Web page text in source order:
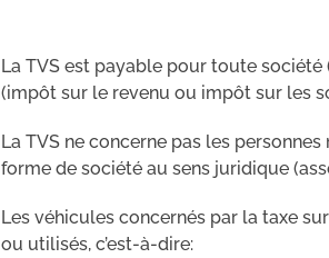
La TVS est payable pour toute
(impôt sur le revenu ou impôt sur les
La TVS ne concerne pas les
forme de société au sens juridique
Les véhicules concernés par la taxe
ou utilisés, c’est-à-dire: